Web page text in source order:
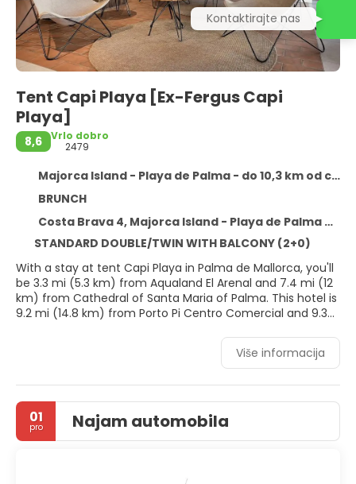
Tent Capi Playa [Ex-Fergus Capi
Playa]
8,6
Vrlo dobro
2479
Majorca Island - Playa de Palma - do 10,3 km od centra
BRUNCH
Costa Brava 4, Majorca Island - Playa de Palma 07610
STANDARD DOUBLE/TWIN WITH BALCONY (2+0)
With a stay at tent Capi Playa in Palma de Mallorca, you'll
be 3.3 mi (5.3 km) from Aqualand El Arenal and 7.4 mi (12
km) from Cathedral of Santa Maria of Palma. This hotel is
9.2 mi (14.8 km) from Porto Pi Centro Comercial and 9.3
out on recreational opportunities including an outdoor
pool and a fitness center. Additional amenities at this
hotel include complimentary wireless internet access,
concierge services, and a vending machine.
Više informacija
01
pro Najam automobila
Kontaktirajte nas